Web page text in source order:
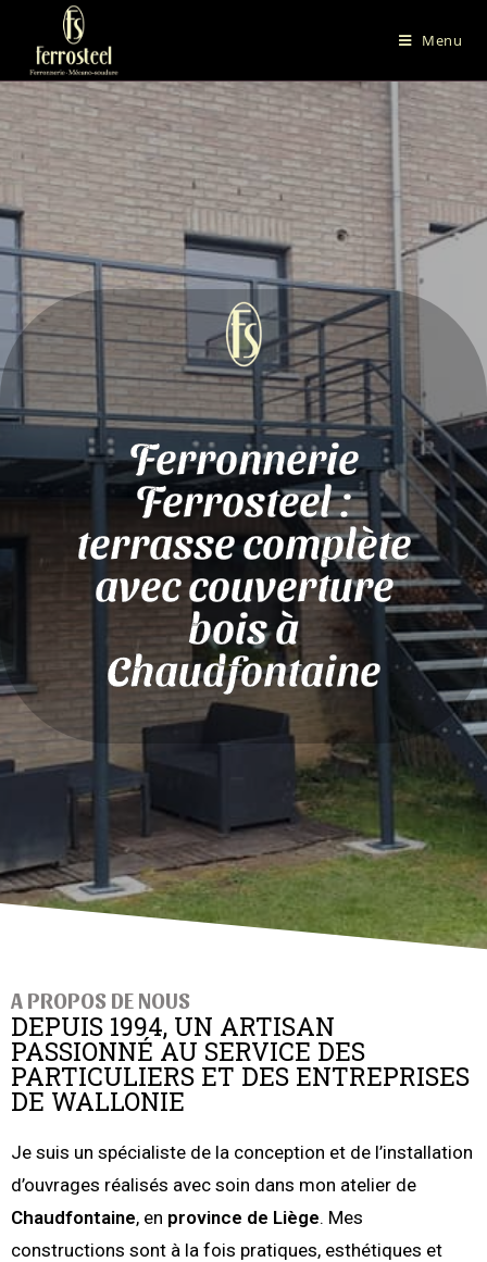
Menu
Ferronnerie
Ferrosteel :
terrasse complète
avec couverture
bois à
Chaudfontaine
A PROPOS DE NOUS
DEPUIS 1994, UN ARTISAN
PASSIONNÉ AU SERVICE DES
PARTICULIERS ET DES ENTREPRISES
DE WALLONIE
Je suis un spécialiste de la conception et de l’installation
d’ouvrages réalisés avec soin dans mon atelier de
Chaudfontaine, en province de Liège. Mes
constructions sont à la fois pratiques, esthétiques et